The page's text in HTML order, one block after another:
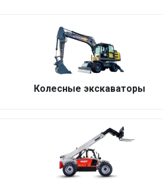
Колесные экскаваторы